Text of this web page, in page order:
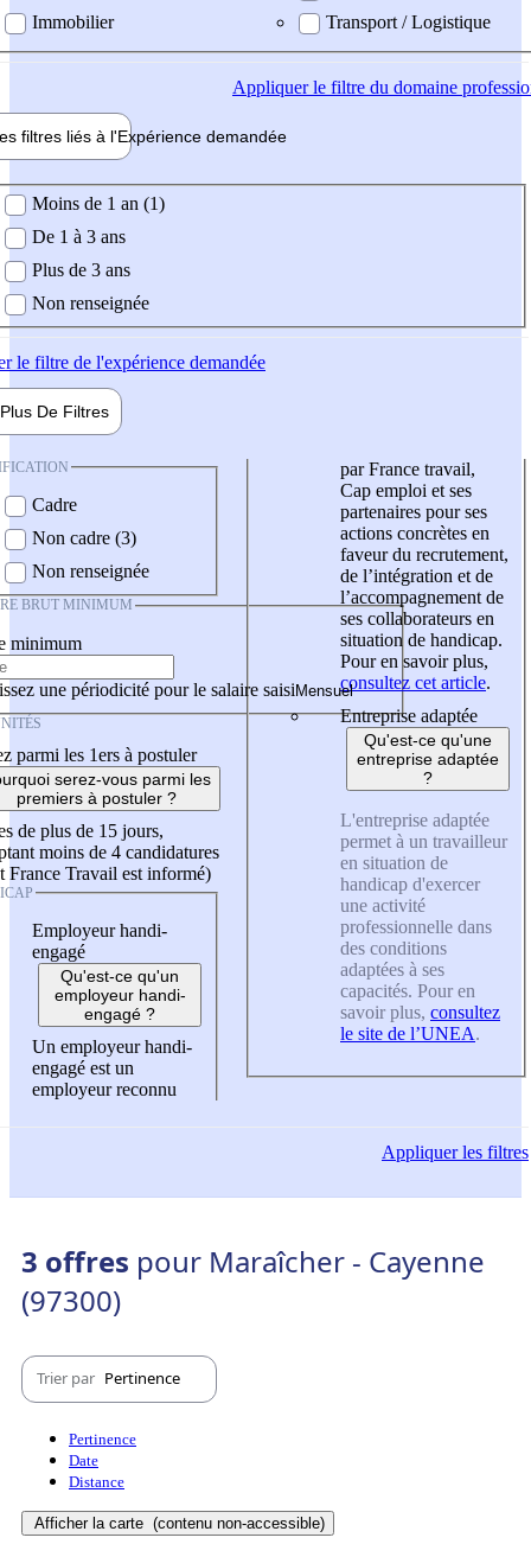
Immobilier
Transport / Logistique
Appliquerle filtre du domaine
filtres liés à l'Expérience demandée
demandée
Moins de 1 an (1)
De 1 à 3 ans
Plus de 3 ans
Non renseignée
le filtre de l'expérience demandée
Plus De Filtres
Cadre
Non cadre (3)
Non renseignée
BRUT MINIMUM
minimum
une périodicité pour le salaire saisi
parmi les 1ers à postuler
serez-vous parmi les
premiers à postuler ?
de plus de 15 jours,
moins de 4 candidatures
France Travail est informé)
Employeur handi-
engagé
Qu'est-ce qu'un
employeur handi-
engagé ?
Un employeur handi-
engagé est un
employeur reconnu
par France travail,
Cap emploi et ses
partenaires pour ses
actions concrètes en
faveur du recrutement,
de l’intégration et de
l’accompagnement de
ses collaborateurs en
situation de handicap.
Pour en savoir plus,
consultez cet article.
Entreprise adaptée
Qu'est-ce qu'une
entreprise adaptée
?
L'entreprise adaptée
permet à un travailleur
en situation de
handicap d'exercer
une activité
professionnelle dans
des conditions
adaptées à ses
capacités. Pour en
savoir plus, consultez
le site de l’UNEA.
Appliquerles filtres
3 offres pour Maraîcher - Cayenne
(97300)
Trier par Pertinence
Pertinence
Date
Distance
Afficher la carte (contenu non-accessible)